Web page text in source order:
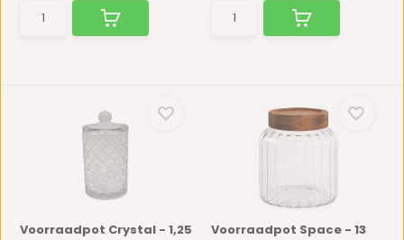
Voorraadpot Crystal - 1,25
Voorraadpot Space - 13